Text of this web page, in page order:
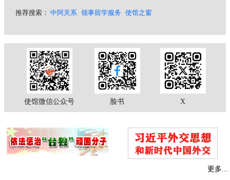
推荐搜索： 中阿关系 领事留学服务 使馆之窗
使馆微信公众号 脸书 X
更多...